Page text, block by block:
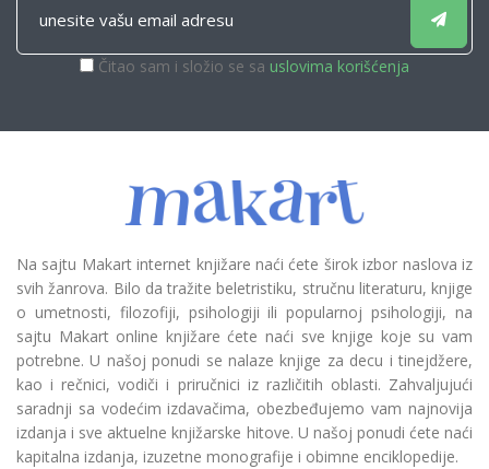
Čitao sam i složio se sa uslovima korišćenja
Na sajtu Makart internet knjižare naći ćete širok izbor naslova iz
svih žanrova. Bilo da tražite beletristiku, stručnu literaturu, knjige
o umetnosti, filozofiji, psihologiji ili popularnoj psihologiji, na
sajtu Makart online knjižare ćete naći sve knjige koje su vam
potrebne. U našoj ponudi se nalaze knjige za decu i tinejdžere,
kao i rečnici, vodiči i priručnici iz različitih oblasti. Zahvaljujući
saradnji sa vodećim izdavačima, obezbeđujemo vam najnovija
izdanja i sve aktuelne knjižarske hitove. U našoj ponudi ćete naći
kapitalna izdanja, izuzetne monografije i obimne enciklopedije.